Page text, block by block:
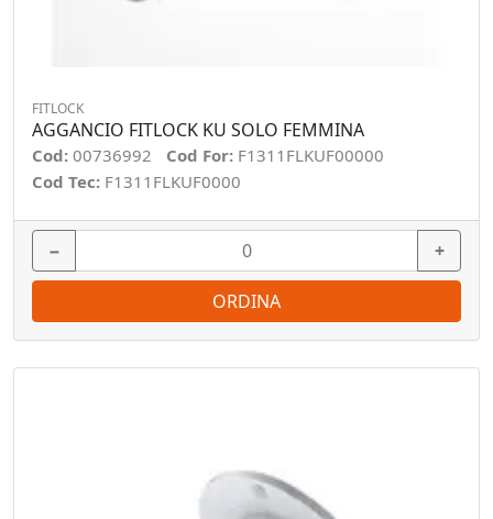
FITLOCK
AGGANCIO FITLOCK KU SOLO FEMMINA
Cod: 00736992 Cod For: F1311FLKUF00000
Cod Tec: F1311FLKUF0000
− +
ORDINA